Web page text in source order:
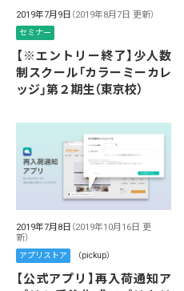
2019年7月9日 （2019年8月7日 更新）
セミナー
【※エントリー終了】少人数
制スクール「カラーミーカレ
ッジ」第２期生（東京校）
2019年7月8日 （2019年10月16日 更
新）
アプリストア （pickup）
【公式アプリ】再入荷通知ア